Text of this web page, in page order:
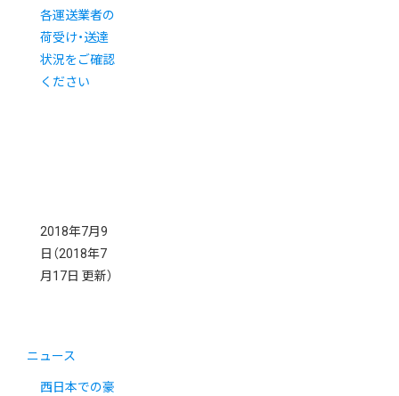
各運送業者の
荷受け・送達
状況をご確認
ください
2018年7月9
日 （2018年7
月17日 更新）
ニュース
西日本での豪